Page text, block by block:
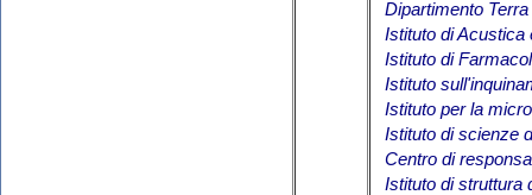
Dipartimento
Istituto di Acustica
Istituto di
Istituto
Istituto per la
Istituto di scienze
Centro di
Istituto di struttura